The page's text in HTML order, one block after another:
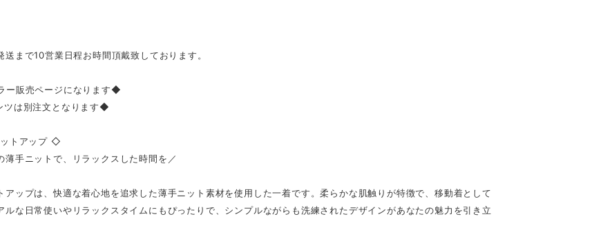
送まで10営業日程お時間頂戴致しております。
ー販売ページになります◆
ツは別注文となります◆
トアップ ◇
手ニットで、リラックスした時間を／
アップは、快適な着心地を追求した薄手ニット素材を使用した一着です。柔らかな肌触りが特徴で、移動着として
ルな日常使いやリラックスタイムにもぴったりで、シンプルながらも洗練されたデザインがあなたの魅力を引き立